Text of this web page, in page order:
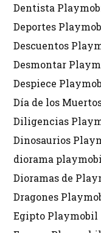
Dentista
Deportes
Descuentos
Desmontar
Despiece
Día de los
Diligencias
Dinosaurios
diorama
Dioramas de
Dragones
Egipto Playmobil